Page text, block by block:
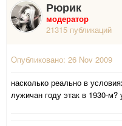
Рюрик
модератор
21315 публикаций
Опубликовано: 26 Nov 2009
насколько реально в
лужичан году этак в 1930-м?